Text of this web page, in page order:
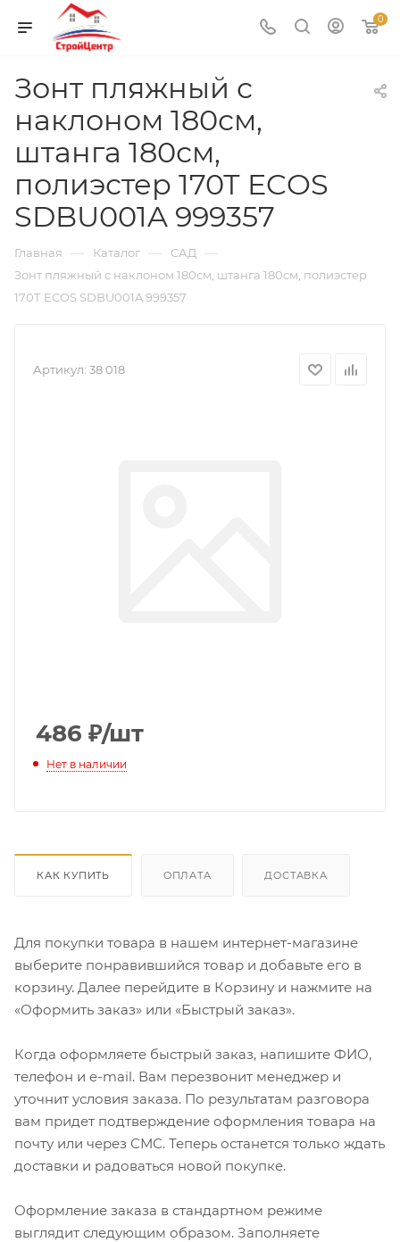
0
Зонт пляжный с
наклоном 180см,
штанга 180см,
полиэстер 170Т ECOS
SDBU001A 999357
Главная — Каталог — САД —
Зонт пляжный с наклоном 180см, штанга 180см, полиэстер
170Т ECOS SDBU001A 999357
Артикул: 38 018
486 ₽/шт
Нет в наличии
КАК КУПИТЬ ОПЛАТА ДОСТАВКА
Для покупки товара в нашем интернет-магазине
выберите понравившийся товар и добавьте его в
корзину. Далее перейдите в Корзину и нажмите на
«Оформить заказ» или «Быстрый заказ».
Когда оформляете быстрый заказ, напишите ФИО,
телефон и e-mail. Вам перезвонит менеджер и
уточнит условия заказа. По результатам разговора
вам придет подтверждение оформления товара на
почту или через СМС. Теперь останется только ждать
доставки и радоваться новой покупке.
Оформление заказа в стандартном режиме
выглядит следующим образом. Заполняете